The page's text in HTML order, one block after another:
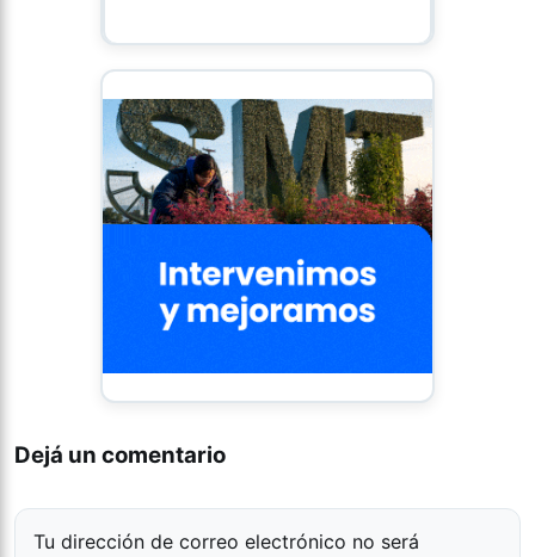
Dejá un comentario
Tu dirección de correo electrónico no será